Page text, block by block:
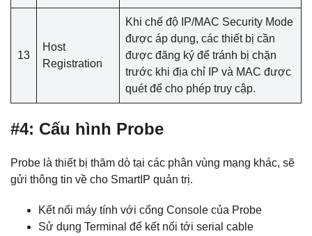
13
Host
Registration
Khi chế độ IP/MAC Security Mode
được áp dụng, các thiết bị cần
được đăng ký để tránh bị chặn
trước khi địa chỉ IP và MAC được
quét để cho phép truy cập.
#4: Cấu hình Probe
Probe là thiết bị thăm dò tại các phân vùng mạng khác, sẽ
gửi thông tin về cho SmartIP quản trị.
Kết nối máy tính với cổng Console của Probe
Sử dụng Terminal để kết nối tới serial cable